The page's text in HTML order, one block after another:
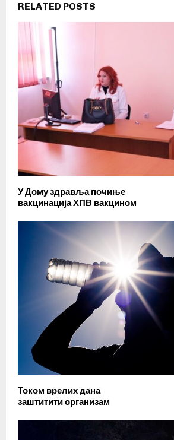
RELATED POSTS
У Дому здравља почиње
вакцинација ХПВ вакцином
Током врелих дана
заштитити организам